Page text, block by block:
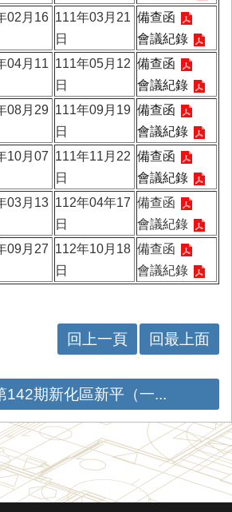
02月16 111年03月21
日
備查函
會議紀錄
04月11 111年05月12
日
備查函
會議紀錄
08月29 111年09月19
日
備查函
會議紀錄
10月07 111年11月22
日
備查函
會議紀錄
03月13 112年04年17
日
備查函
會議紀錄
09月27 112年10月18
日
備查函
會議紀錄
回上一頁 回最上面
142期新化區新平（一...